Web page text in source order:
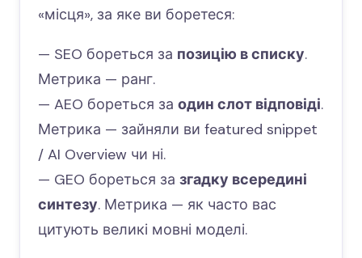
«місця», за яке ви боретеся:
— SEO бореться за позицію в списку.
Метрика — ранг.
— AEO бореться за один слот відповіді.
Метрика — зайняли ви featured snippet
/ AI Overview чи ні.
— GEO бореться за згадку всередині
синтезу. Метрика — як часто вас
цитують великі мовні моделі.